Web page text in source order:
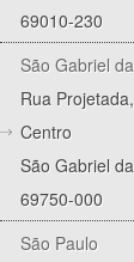
69010-230
São Gabriel
Rua
Centro
São Gabriel
69750-000
São Paulo